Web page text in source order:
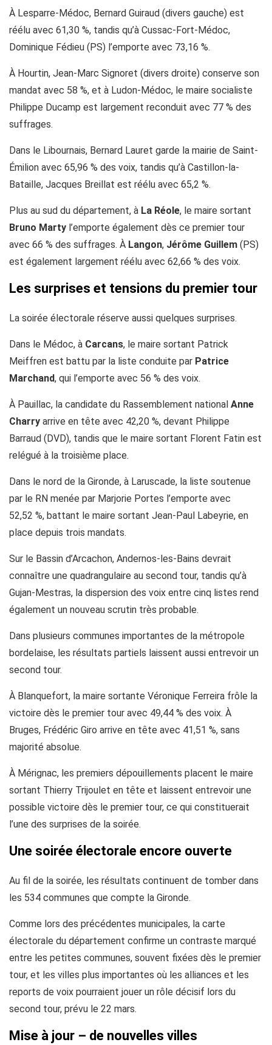
À Lesparre-Médoc, Bernard Guiraud (divers gauche) est
réélu avec 61,30 %, tandis qu’à Cussac-Fort-Médoc,
Dominique Fédieu (PS) l’emporte avec 73,16 %.
À Hourtin, Jean-Marc Signoret (divers droite) conserve son
mandat avec 58 %, et à Ludon-Médoc, le maire socialiste
Philippe Ducamp est largement reconduit avec 77 % des
suffrages.
Dans le Libournais, Bernard Lauret garde la mairie de Saint-
Émilion avec 65,96 % des voix, tandis qu’à Castillon-la-
Bataille, Jacques Breillat est réélu avec 65,2 %.
Plus au sud du département, à La Réole, le maire sortant
Bruno Marty l’emporte également dès ce premier tour
avec 66 % des suffrages. À Langon, Jérôme Guillem (PS)
est également largement réélu avec 62,66 % des voix.
Les surprises et tensions du premier tour
La soirée électorale réserve aussi quelques surprises.
Dans le Médoc, à Carcans, le maire sortant Patrick
Meiffren est battu par la liste conduite par Patrice
Marchand, qui l’emporte avec 56 % des voix.
À Pauillac, la candidate du Rassemblement national Anne
Charry arrive en tête avec 42,20 %, devant Philippe
Barraud (DVD), tandis que le maire sortant Florent Fatin est
relégué à la troisième place.
Dans le nord de la Gironde, à Laruscade, la liste soutenue
par le RN menée par Marjorie Portes l’emporte avec
52,52 %, battant le maire sortant Jean-Paul Labeyrie, en
place depuis trois mandats.
Sur le Bassin d’Arcachon, Andernos-les-Bains devrait
connaître une quadrangulaire au second tour, tandis qu’à
Gujan-Mestras, la dispersion des voix entre cinq listes rend
également un nouveau scrutin très probable.
Dans plusieurs communes importantes de la métropole
bordelaise, les résultats partiels laissent aussi entrevoir un
second tour.
À Blanquefort, la maire sortante Véronique Ferreira frôle la
victoire dès le premier tour avec 49,44 % des voix. À
Bruges, Frédéric Giro arrive en tête avec 41,51 %, sans
majorité absolue.
À Mérignac, les premiers dépouillements placent le maire
sortant Thierry Trijoulet en tête et laissent entrevoir une
possible victoire dès le premier tour, ce qui constituerait
l’une des surprises de la soirée.
Une soirée électorale encore ouverte
Au fil de la soirée, les résultats continuent de tomber dans
les 534 communes que compte la Gironde.
Comme lors des précédentes municipales, la carte
électorale du département confirme un contraste marqué
entre les petites communes, souvent fixées dès le premier
tour, et les villes plus importantes où les alliances et les
reports de voix pourraient jouer un rôle décisif lors du
second tour, prévu le 22 mars.
Mise à jour – de nouvelles villes